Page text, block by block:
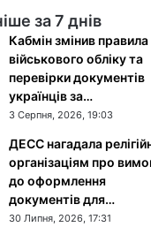
за 7 днів
Кабмін змінив правила
військового обліку та
перевірки документів
українців за…
3 Серпня, 2026, 19:03
ДЕСС нагадала
організаціям про
до оформлення
документів для…
30 Липня, 2026, 17:31